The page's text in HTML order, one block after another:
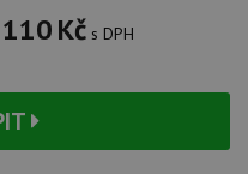
Kč s DPH